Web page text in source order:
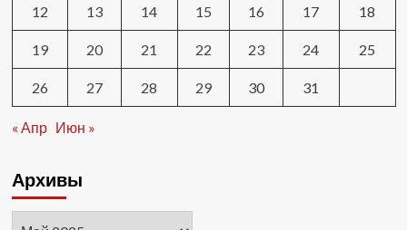
12 13 14 15 16 17 18
19 20 21 22 23 24 25
26 27 28 29 30 31
« Апр Июн »
Архивы
Архивы